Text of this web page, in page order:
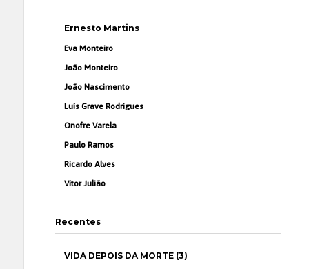
Ernesto Martins
Eva Monteiro
João Monteiro
João Nascimento
Luís Grave Rodrigues
Onofre Varela
Paulo Ramos
Ricardo Alves
Vítor Julião
Recentes
VIDA DEPOIS DA MORTE (3)